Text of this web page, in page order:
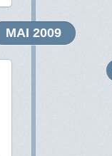
MAI 2009